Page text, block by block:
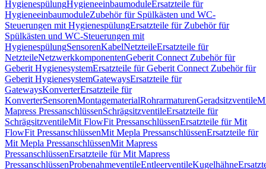
HygienespülungHygieneeinbaumoduleErsatzteile für
HygieneeinbaumoduleZubehör für Spülkästen und WC-
Steuerungen mit HygienespülungErsatzteile für Zubehör für
Spülkästen und WC-Steuerungen mit
HygienespülungSensorenKabelNetzteileErsatzteile für
NetzteileNetzwerkkomponentenGeberit Connect Zubehör für
Geberit HygienesystemErsatzteile für Geberit Connect Zubehör für
Geberit HygienesystemGatewaysErsatzteile für
GatewaysKonverterErsatzteile für
KonverterSensorenMontagematerialRohrarmaturenGeradsitzventile
Mapress PressanschlüssenSchrägsitzventileErsatzteile für
SchrägsitzventileMit FlowFit PressanschlüssenErsatzteile für Mit
FlowFit PressanschlüssenMit Mepla PressanschlüssenErsatzteile für
Mit Mepla PressanschlüssenMit Mapress
PressanschlüssenErsatzteile für Mit Mapress
PressanschlüssenProbenahmeventileEntleerventileKugelhähne